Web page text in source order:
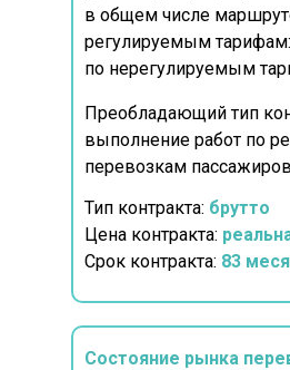
в общем числе
регулируемым тарифам:
по нерегулируемым
Состояние рынка
Преобладающий тип
выполнение работ по
перевозкам пассажиров
Тип контракта: брутто
Цена контракта:
Срок контракта: 83